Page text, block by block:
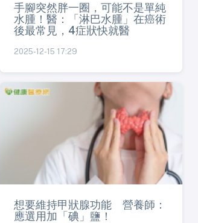
手腳突然胖一圈，可能不是單純
水腫！醫：「淋巴水腫」在癌術
後最常見，4症狀快就醫
2025-12-15 17:29
想要維持甲狀腺功能 營養師：
應選用加「碘」鹽！